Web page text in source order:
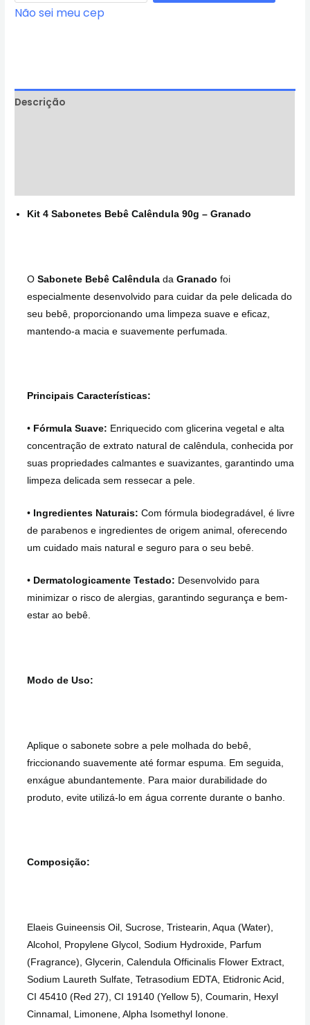
Não sei meu cep
Descrição
Kit 4 Sabonetes Bebê Calêndula 90g – Granado
OSabonete Bebê Calêndula daGranado foi
especialmente desenvolvido para cuidar da pele delicada do
seu bebê, proporcionando uma limpeza suave e eficaz,
mantendo-a macia e suavemente perfumada.
Principais Características:
• Fórmula Suave: Enriquecido com glicerina vegetal e alta
concentração de extrato natural de calêndula, conhecida por
suas propriedades calmantes e suavizantes, garantindo uma
limpeza delicada sem ressecar a pele.
• Ingredientes Naturais: Com fórmula biodegradável, é livre
de parabenos e ingredientes de origem animal, oferecendo
um cuidado mais natural e seguro para o seu bebê.
• Dermatologicamente Testado: Desenvolvido para
minimizar o risco de alergias, garantindo segurança e bem-
estar ao bebê.
Modo de Uso:
Aplique o sabonete sobre a pele molhada do bebê,
friccionando suavemente até formar espuma. Em seguida,
enxágue abundantemente. Para maior durabilidade do
produto, evite utilizá-lo em água corrente durante o banho.
Composição:
Elaeis Guineensis Oil, Sucrose, Tristearin, Aqua (Water),
Alcohol, Propylene Glycol, Sodium Hydroxide, Parfum
(Fragrance), Glycerin, Calendula Officinalis Flower Extract,
Sodium Laureth Sulfate, Tetrasodium EDTA, Etidronic Acid,
CI 45410 (Red 27), CI 19140 (Yellow 5), Coumarin, Hexyl
Cinnamal, Limonene, Alpha Isomethyl Ionone.